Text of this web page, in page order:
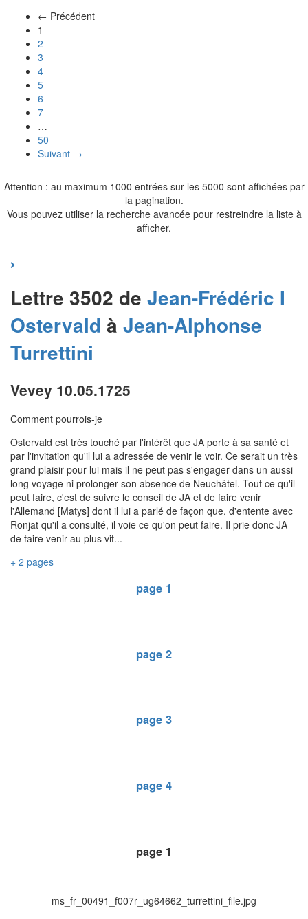
← Précédent
1
2
3
4
5
6
7
…
50
Suivant →
Attention : au maximum 1000 entrées sur les 5000 sont affichées par
la pagination.
Vous pouvez utiliser la recherche avancée pour restreindre la liste à
afficher.
Lettre 3502 de Jean-Frédéric I
Ostervald à Jean-Alphonse
Turrettini
Vevey 10.05.1725
Comment pourrois-je
Ostervald est très touché par l'intérêt que JA porte à sa santé et
par l'invitation qu'il lui a adressée de venir le voir. Ce serait un très
grand plaisir pour lui mais il ne peut pas s'engager dans un aussi
long voyage ni prolonger son absence de Neuchâtel. Tout ce qu'il
peut faire, c'est de suivre le conseil de JA et de faire venir
l'Allemand [Matys] dont il lui a parlé de façon que, d'entente avec
Ronjat qu'il a consulté, il voie ce qu'on peut faire. Il prie donc JA
de faire venir au plus vit...
+ 2 pages
page 1
page 2
page 3
page 4
page 1
ms_fr_00491_f007r_ug64662_turrettini_file.jpg